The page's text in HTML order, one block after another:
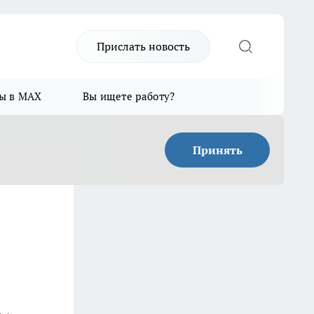
Прислать новость
в MAX Вы ищете работу?
Принять